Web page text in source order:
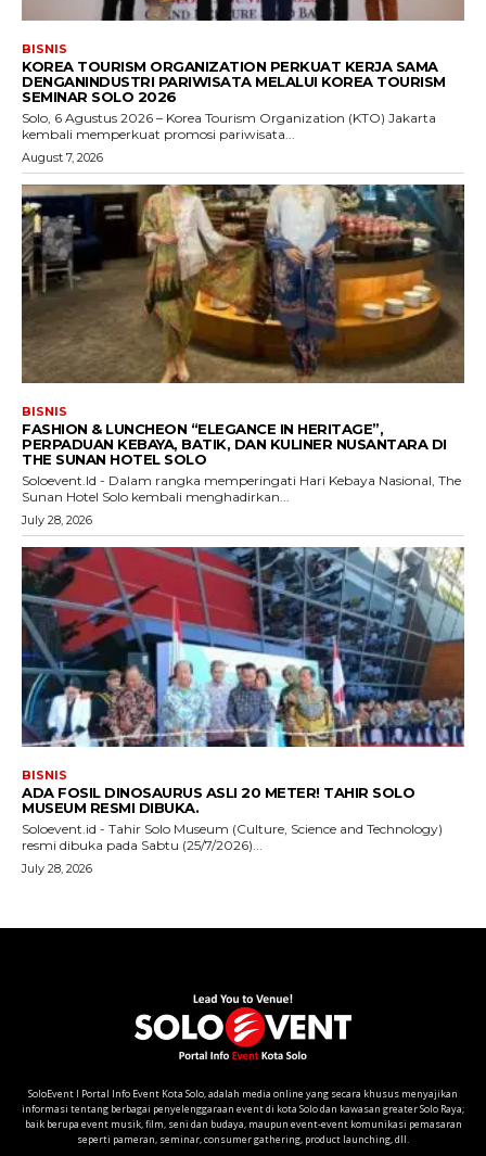
SoloEvent I Portal Info Event Kota Solo, adalah media online yang secara khusus menyajikan
informasi tentang berbagai penyelenggaraan event di kota Solo dan kawasan greater Solo Raya;
baik berupa event musik, film, seni dan budaya, maupun event-event komunikasi pemasaran
seperti pameran, seminar, consumer gathering, product launching, dll.